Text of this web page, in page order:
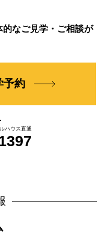
なご見学・ご相談が
予約
ハウス直通